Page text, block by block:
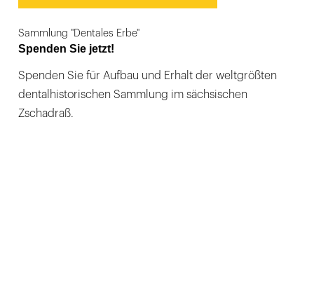
Sammlung "Dentales Erbe"
Spenden Sie jetzt!
Spenden Sie für Aufbau und Erhalt der weltgrößten
dentalhistorischen Sammlung im sächsischen
Zschadraß.